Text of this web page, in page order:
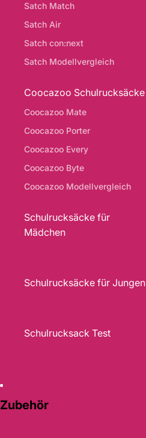
Satch Match
Satch Air
Satch con:next
Satch Modellvergleich
Coocazoo Schulrucksäcke
Coocazoo Mate
Coocazoo Porter
Coocazoo Every
Coocazoo Byte
Coocazoo Modellvergleich
Schulrucksäcke für
Mädchen
Schulrucksäcke für Jungen
Schulrucksack Test
Zubehör